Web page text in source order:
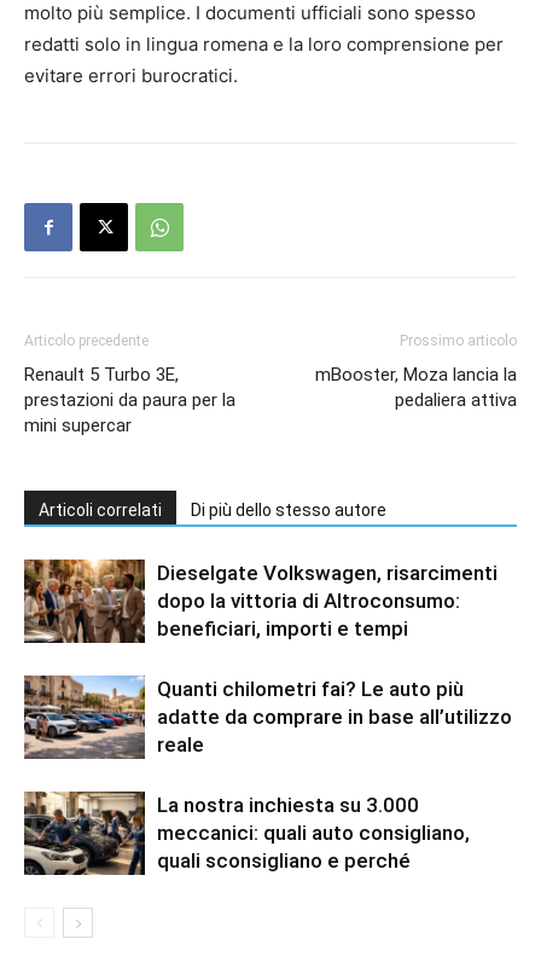
molto più semplice. I documenti ufficiali sono spesso
redatti solo in lingua romena e la loro comprensione per
evitare errori burocratici.
Articolo precedente
Renault 5 Turbo 3E,
prestazioni da paura per la
mini supercar
Prossimo articolo
mBooster, Moza lancia la
pedaliera attiva
Articoli correlati Di più dello stesso autore
Dieselgate Volkswagen, risarcimenti
dopo la vittoria di Altroconsumo:
beneficiari, importi e tempi
Quanti chilometri fai? Le auto più
adatte da comprare in base all’utilizzo
reale
La nostra inchiesta su 3.000
meccanici: quali auto consigliano,
quali sconsigliano e perché